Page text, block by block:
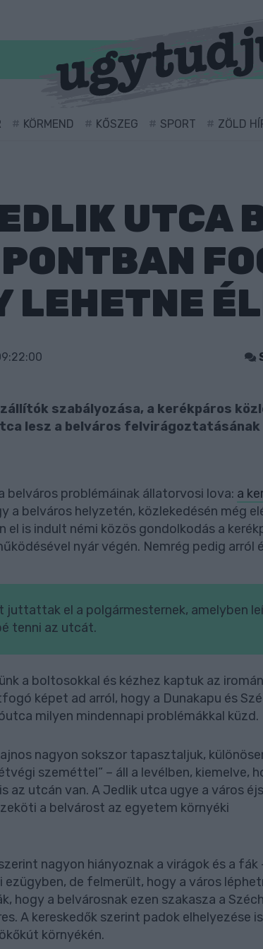
KÖRMEND KŐSZEG SPORT ZÖLD
UTCA
LEHETNE
szabályozása, a kerékpáros
lesz a belváros felvirágoztatásának
belváros problémáinak állatorvosi lova: a
a belváros helyzetén, közlekedésén még
el is indult némi közös gondolkodás a
nyár végén. Nemrég pedig arról
el a polgármesternek, amelyben
tenni az utcát.
a boltosokkal és kézhez kaptuk az
képet ad arról, hogy a Dunakapu és
milyen mindennapi problémákkal küzd.
nagyon sokszor tapasztaljuk,
szeméttel” – áll a levélben, kiemelve,
az utcán van. A Jedlik utca ugye a város
a belvárost az egyetem környéki
nagyon hiányoznak a virágok és a fák
de felmerült, hogy a város
hogy a belvárosnak ezen szakasza a
A kereskedők szerint padok elhelyezése
környékén.